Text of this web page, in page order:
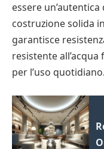
essere
costruzione solida
garantisce
resistente
per l’uso quotidiano.